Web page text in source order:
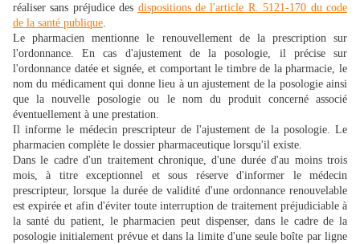
réaliser sans préjudice des dispositions de l'article R. 5121-170 du code
de la santé publique
Le pharmacien mentionne le renouvellement de la prescription sur
l'ordonnance. En cas d'ajustement de la posologie, il précise sur
l'ordonnance datée et signée, et comportant le timbre de la pharmacie, le
nom du médicament qui donne lieu à un ajustement de la posologie ainsi
que la nouvelle posologie ou le nom du produit concerné associé
éventuellement à une prestation.
Il informe le médecin prescripteur de l'ajustement de la posologie. Le
pharmacien complète le dossier pharmaceutique lorsqu'il existe.
Dans le cadre d'un traitement chronique, d'une durée d'au moins trois
mois, à titre exceptionnel et sous réserve d'informer le médecin
prescripteur, lorsque la durée de validité d'une ordonnance renouvelable
est expirée et afin d'éviter toute interruption de traitement préjudiciable à
la santé du patient, le pharmacien peut dispenser, dans le cadre de la
posologie initialement prévue et dans la limite d'une seule boîte par ligne